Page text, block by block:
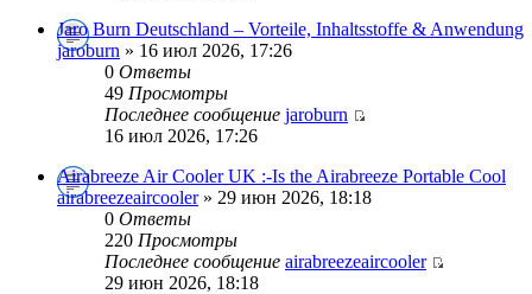
Jaro Burn Deutschland – Vorteile, Inhaltsstoffe & Anwendung
jaroburn » 16 июл 2026, 17:26
0 Ответы
49 Просмотры
Последнее сообщение jaroburn
16 июл 2026, 17:26
Airabreeze Air Cooler UK :-Is the Airabreeze Portable Cool
airabreezeaircooler» 29 июн 2026, 18:18
0 Ответы
220 Просмотры
Последнее сообщение airabreezeaircooler
29 июн 2026, 18:18